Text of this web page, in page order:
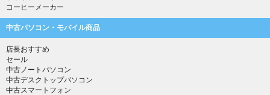
コーヒーメーカー
中古パソコン・モバイル商品
店長おすすめ
セール
中古ノートパソコン
中古デスクトップパソコン
中古スマートフォン